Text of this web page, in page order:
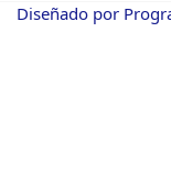
Diseñado por